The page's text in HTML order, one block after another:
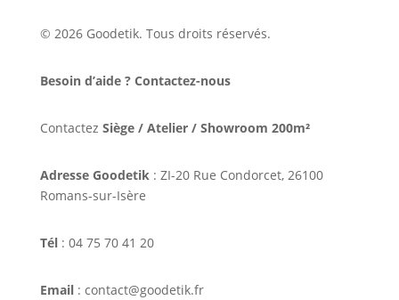
© 2026 Goodetik. Tous droits réservés.
Besoin d’aide ? Contactez-nous
Contactez Siège / Atelier / Showroom 200m²
Adresse Goodetik: ZI-20 Rue Condorcet, 26100
Romans-sur-Isère
Tél: 04 75 70 41 20
Email: contact@goodetik.fr